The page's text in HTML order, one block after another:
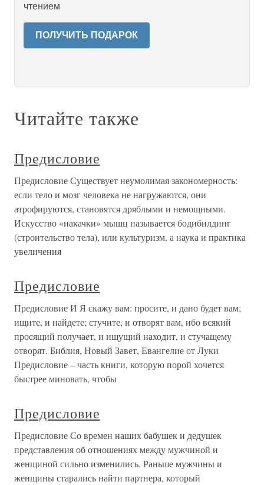
чтением
ПОЛУЧИТЬ ПОДАРОК
Читайте также
Предисловие
Предисловие Существует неумолимая закономерность:
если тело и мозг человека не нагружаются, они
атрофируются, становятся дряблыми и немощными.
Искусство «накачки» мышц называется бодибилдинг
(строительство тела), или культуризм, а наука и практика
увеличения
Предисловие
Предисловие И Я скажу вам: просите, и дано будет вам;
ищите, и найдете; стучите, и отворят вам, ибо всякий
просящий получает, и ищущий находит, и стучащему
отворят. Библия, Новый Завет, Евангелие от Луки
Предисловие – часть книги, которую порой хочется
быстрее миновать, чтобы
Предисловие
Предисловие Со времен наших бабушек и дедушек
представления об отношениях между мужчиной и
женщиной сильно изменились. Раньше мужчины и
женщины старались найти партнера, который